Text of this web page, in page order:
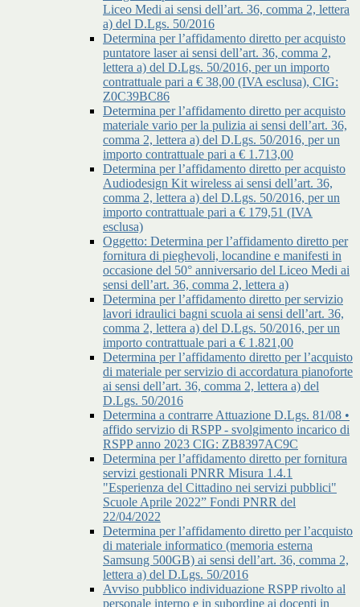
Liceo Medi ai sensi dell’art. 36, comma 2, lettera
a) del D.Lgs. 50/2016
Determina per l’affidamento diretto per acquisto
puntatore laser ai sensi dell’art. 36, comma 2,
lettera a) del D.Lgs. 50/2016, per un importo
contrattuale pari a € 38,00 (IVA esclusa), CIG:
Z0C39BC86
Determina per l’affidamento diretto per acquisto
materiale vario per la pulizia ai sensi dell’art. 36,
comma 2, lettera a) del D.Lgs. 50/2016, per un
importo contrattuale pari a € 1.713,00
Determina per l’affidamento diretto per acquisto
Audiodesign Kit wireless ai sensi dell’art. 36,
comma 2, lettera a) del D.Lgs. 50/2016, per un
importo contrattuale pari a € 179,51 (IVA
esclusa)
Oggetto: Determina per l’affidamento diretto per
fornitura di pieghevoli, locandine e manifesti in
occasione del 50° anniversario del Liceo Medi ai
sensi dell’art. 36, comma 2, lettera a)
Determina per l’affidamento diretto per servizio
lavori idraulici bagni scuola ai sensi dell’art. 36,
comma 2, lettera a) del D.Lgs. 50/2016, per un
importo contrattuale pari a € 1.821,00
Determina per l’affidamento diretto per l’acquisto
di materiale per servizio di accordatura pianoforte
ai sensi dell’art. 36, comma 2, lettera a) del
D.Lgs. 50/2016
Determina a contrarre Attuazione D.Lgs. 81/08 •
affido servizio di RSPP - svolgimento incarico di
RSPP anno 2023 CIG: ZB8397AC9C
Determina per l’affidamento diretto per fornitura
servizi gestionali PNRR Misura 1.4.1
"Esperienza del Cittadino nei servizi pubblici"
Scuole Aprile 2022” Fondi PNRR del
22/04/2022
Determina per l’affidamento diretto per l’acquisto
di materiale informatico (memoria esterna
Samsung 500GB) ai sensi dell’art. 36, comma 2,
lettera a) del D.Lgs. 50/2016
Avviso pubblico individuazione RSPP rivolto al
personale interno e in subordine ai docenti in